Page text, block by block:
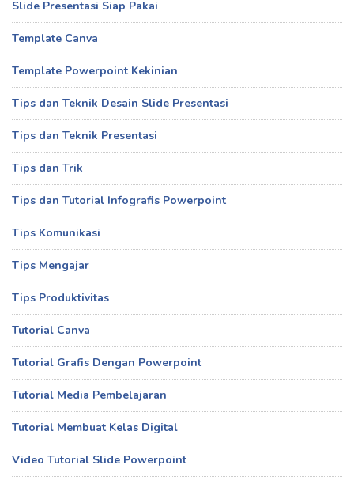
Slide Presentasi Siap Pakai
Template Canva
Template Powerpoint Kekinian
Tips dan Teknik Desain Slide Presentasi
Tips dan Teknik Presentasi
Tips dan Trik
Tips dan Tutorial Infografis Powerpoint
Tips Komunikasi
Tips Mengajar
Tips Produktivitas
Tutorial Canva
Tutorial Grafis Dengan Powerpoint
Tutorial Media Pembelajaran
Tutorial Membuat Kelas Digital
Video Tutorial Slide Powerpoint